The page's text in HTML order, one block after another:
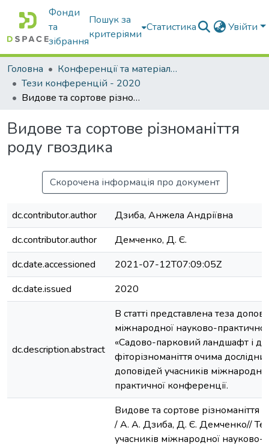
Фонди
та
зібрання
Пошук за
критеріями
Статистика Увійти
Головна
Конференції та матеріали конференцій
Тези конференцій - 2020
Видове та сортове різноманіття роду гвоздика
Видове та сортове різноманіття
роду гвоздика
Скорочена інформація про документ
dc.contributor.author
Дзиба, Анжела Андріївна
dc.contributor.author
Демченко, Д. Є.
dc.date.accessioned
2021-07-12T07:09:05Z
dc.date.issued
2020
dc.description.abstract
В статті представлена теза
міжнародної науково-
«Садово-парковий ландшафт і
фіторізноманіття очима
доповідей учасників
практичної конференції.
Видове та сортове різноманіття
/ А. А. Дзиба, Д. Є. Демченко//
учасників міжнародної науково-